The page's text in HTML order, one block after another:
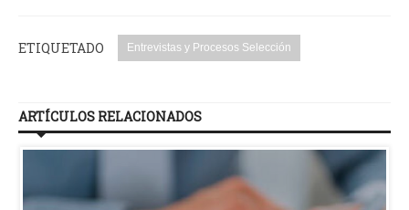
ETIQUETADO Entrevistas y Procesos Selección
ARTÍCULOS RELACIONADOS